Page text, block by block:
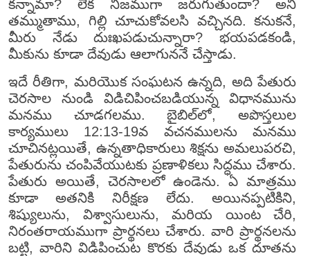
కన్నామా? లేక నిజముగా జరుగుతుందా? అని
తమ్ముతాము, గిల్లి చూచుకోవలసి వచ్చినది. కనుకనే,
మీరు నేడు దుఃఖపడుచున్నారా? భయపడకండి,
మీకును కూడా దేవుడు ఆలాగుననే చేస్తాడు.
ఇదే రీతిగా, మరియొక సంఘటన ఉన్నది, అది పేతురు
చెరసాల నుండి విడిచిపించబడియున్న విధానమును
మనము చూడగలము. బైబిల్‌లో, అపొస్తలుల
కార్యములు 12:13-19వ వచనములను మనము
చూచినట్లయితే, ఉన్నతాధికారులు శిక్షను అమలుపరచి,
పేతురును చంపివేయుటకు ప్రణాళికలు సిద్ధము చేశారు.
పేతురు అయితే, చెరసాలలో ఉండెను. ఏ మాత్రము
కూడా అతనికి నిరీక్షణ లేదు. అయినప్పటికిని,
శిష్యులును, విశ్వాసులును, మరియ యింట చేరి,
నిరంతరాయముగా ప్రార్థనలు చేశారు. వారి ప్రార్థనలను
బట్టి, వారిని విడిపించుట కొరకు దేవుడు ఒక దూతను